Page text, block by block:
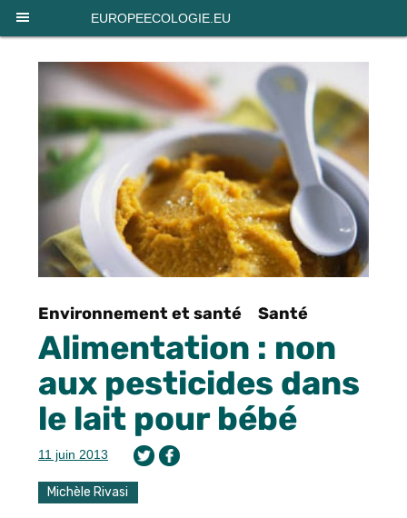
EUROPEECOLOGIE.EU
Environnement et santé Santé
Alimentation : non
aux pesticides dans
le lait pour bébé
11 juin 2013
Michèle Rivasi